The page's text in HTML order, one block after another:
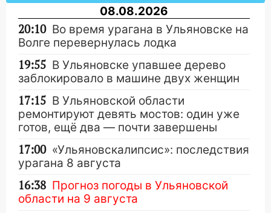
08.08.2026
20:10 Во время урагана в Ульяновске на
Волге перевернулась лодка
19:55 В Ульяновске упавшее дерево
заблокировало в машине двух женщин
17:15 В Ульяновской области
ремонтируют девять мостов: один уже
готов, ещё два — почти завершены
17:00 «Ульяновскалипсис»: последствия
урагана 8 августа
16:38 Прогноз погоды в Ульяновской
области на 9 августа